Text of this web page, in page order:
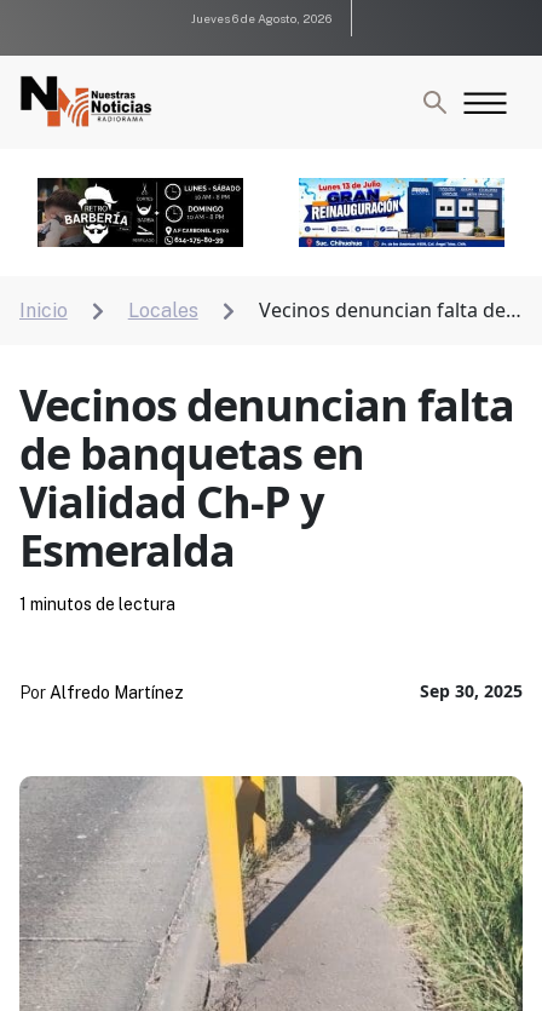
Jueves 6 de Agosto, 2026
Inicio  Locales 
Vecinos denuncian falta de
Vecinos denuncian falta
de banquetas en
Vialidad Ch-P y
Esmeralda
Sep 30, 2025
Por Alfredo Martínez
1 minutos de lectura